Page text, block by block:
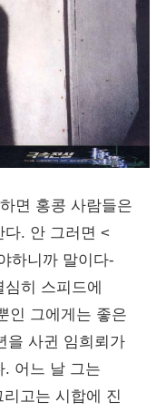
면 홍콩 사람들은
다. 안 그러면 <
하니까 말이다-
히 스피드에
인 그에게는 좋은
을 사귄 임희뢰가
. 어느 날 그는
고는 시합에 진